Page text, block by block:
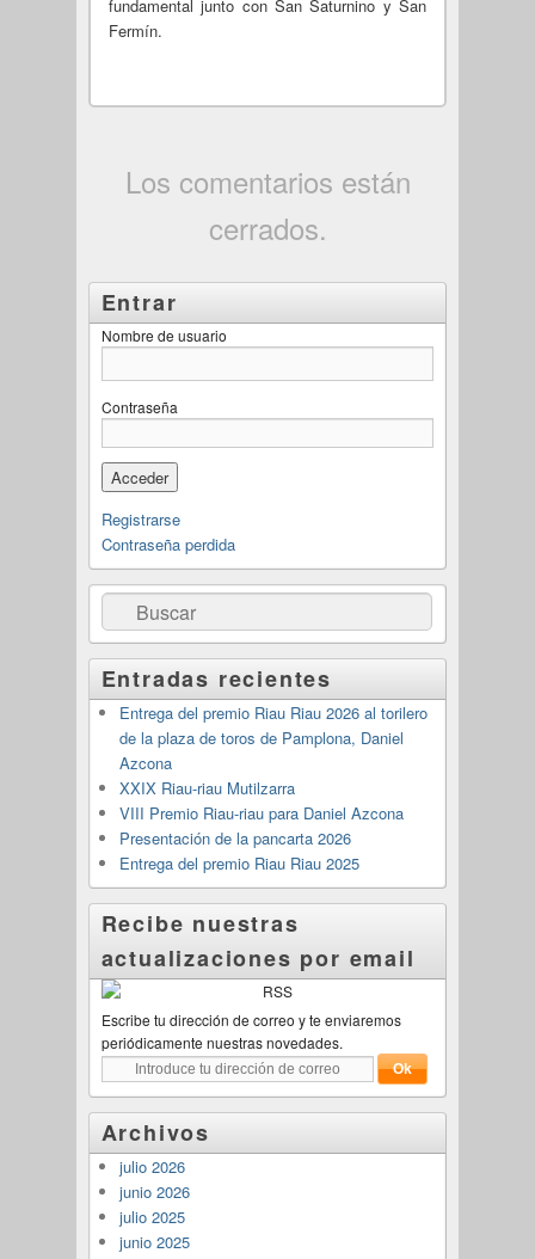
fundamental junto con San Saturnino y San
Fermín.
Los comentarios están
cerrados.
Entrar
Nombre de usuario
Contraseña
Registrarse
Contraseña perdida
Buscar
Entradas recientes
Entrega del premio Riau Riau 2026 al torilero
de la plaza de toros de Pamplona, Daniel
Azcona
XXIX Riau-riau Mutilzarra
VIII Premio Riau-riau para Daniel Azcona
Presentación de la pancarta 2026
Entrega del premio Riau Riau 2025
Recibe nuestras
actualizaciones por email
Escribe tu dirección de correo y te enviaremos
periódicamente nuestras novedades.
Archivos
julio 2026
junio 2026
julio 2025
junio 2025